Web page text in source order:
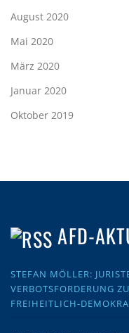
August 2020
Mai 2020
März 2020
Januar 2020
Oktober 2019
AFD-
STEFAN MÖLLER:
VERBOTSFORDERUNG
FREIHEITLICH-